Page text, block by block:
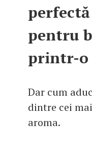
pentru
printr-o
Dar cum
dintre cei
aroma.